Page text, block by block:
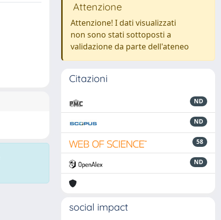
Attenzione
Attenzione! I dati visualizzati
non sono stati sottoposti a
validazione da parte dell'ateneo
Citazioni
ND
ND
58
ND
social impact